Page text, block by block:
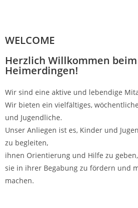
WELCOME
Herzlich Willkommen beim
Heimerdingen!
Wir sind eine aktive und lebendige
Wir bieten ein vielfältiges,
und Jugendliche.
Unser Anliegen ist es, Kinder und
zu begleiten,
ihnen Orientierung und Hilfe zu geben,
sie in ihrer Begabung zu fördern und
machen.